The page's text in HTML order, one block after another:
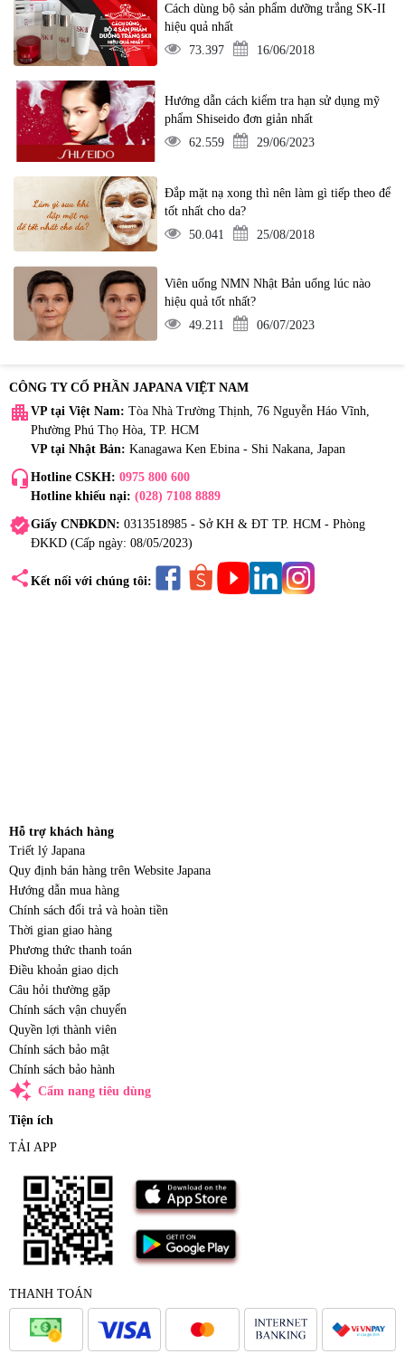
Cách dùng bộ sản phẩm dưỡng trắng SK-II
hiệu quả nhất
73.397
16/06/2018
Hướng dẫn cách kiểm tra hạn sử dụng mỹ
phẩm Shiseido đơn giản nhất
62.559
29/06/2023
Đắp mặt nạ xong thì nên làm gì tiếp theo để
tốt nhất cho da?
50.041
25/08/2018
Viên uống NMN Nhật Bản uống lúc nào
hiệu quả tốt nhất?
49.211
06/07/2023
CÔNG TY CỔ PHẦN JAPANA VIỆT NAM
apartment VP tại Việt Nam: Tòa Nhà Trường Thịnh, 76 Nguyễn Háo Vĩnh,
Phường Phú Thọ Hòa, TP. HCM
VP tại Nhật Bản: Kanagawa Ken Ebina - Shi Nakana, Japan
headset_mic Hotline CSKH: 0975 800 600
Hotline khiếu nại: (028) 7108 8889
verifiedGiấy CNĐKDN: 0313518985 - Sở KH & ĐT TP. HCM - Phòng
ĐKKD (Cấp ngày: 08/05/2023)
share Kết nối với chúng tôi:
Hỗ trợ khách hàng
Triết lý Japana
Quy định bán hàng trên Website Japana
Hướng dẫn mua hàng
Chính sách đổi trả và hoàn tiền
Thời gian giao hàng
Phương thức thanh toán
Điều khoản giao dịch
Câu hỏi thường gặp
Chính sách vận chuyển
Quyền lợi thành viên
Chính sách bảo mật
Chính sách bảo hành
auto_awesome Cẩm nang tiêu dùng
Tiện ích
TẢI APP
THANH TOÁN